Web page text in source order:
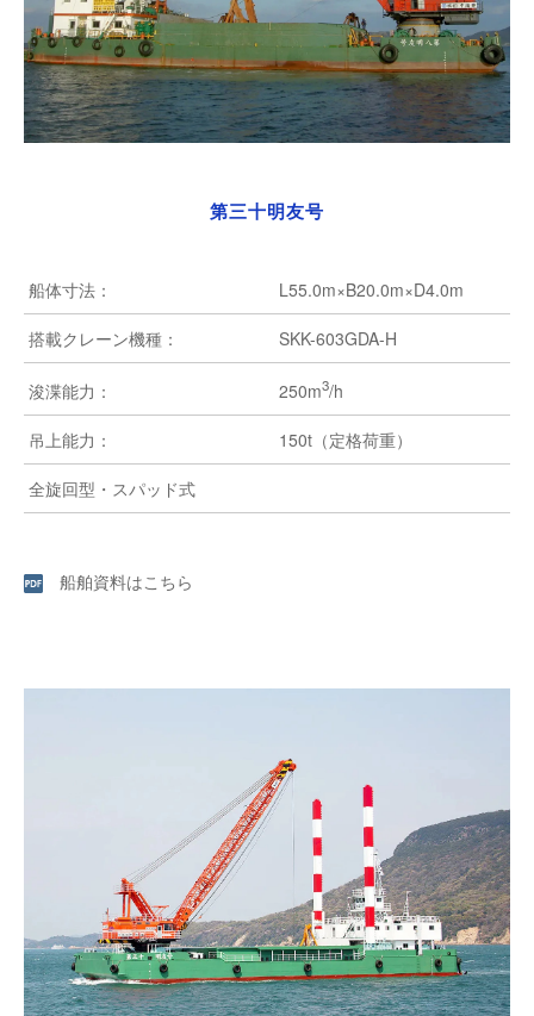
第三十明友号
船体寸法： L55.0m×B20.0m×D4.0m
搭載クレーン機種： SKK-603GDA-H
浚渫能力： 250m3/h
吊上能力： 150t（定格荷重）
全旋回型・スパッド式
船舶資料はこちら